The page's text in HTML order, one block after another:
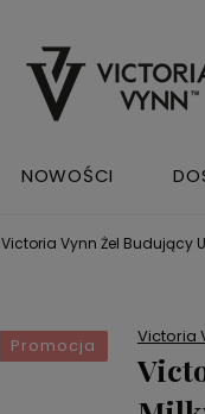
NOWOŚCI
Victoria Vynn Żel Budujący
Victoria
Promocja